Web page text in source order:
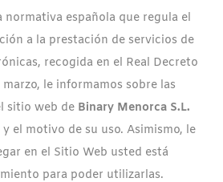
española que regula el
a la prestación de servicios de
recogida en el Real Decreto
le informamos sobre las
sitio web de Binary Menorca S.L.
el motivo de su uso. Asimismo, le
en el Sitio Web usted está
para poder utilizarlas.